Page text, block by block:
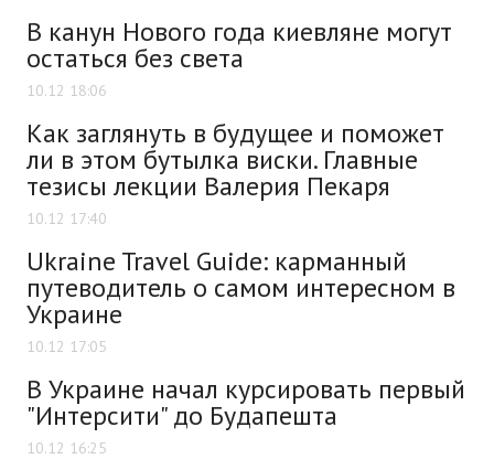
В канун Нового года киевляне могут
остаться без света
10.12 18:06
Как заглянуть в будущее и поможет
ли в этом бутылка виски. Главные
тезисы лекции Валерия Пекаря
10.12 17:40
Ukraine Travel Guide: карманный
путеводитель о самом интересном в
Украине
10.12 17:05
В Украине начал курсировать первый
"Интерсити" до Будапешта
10.12 16:25